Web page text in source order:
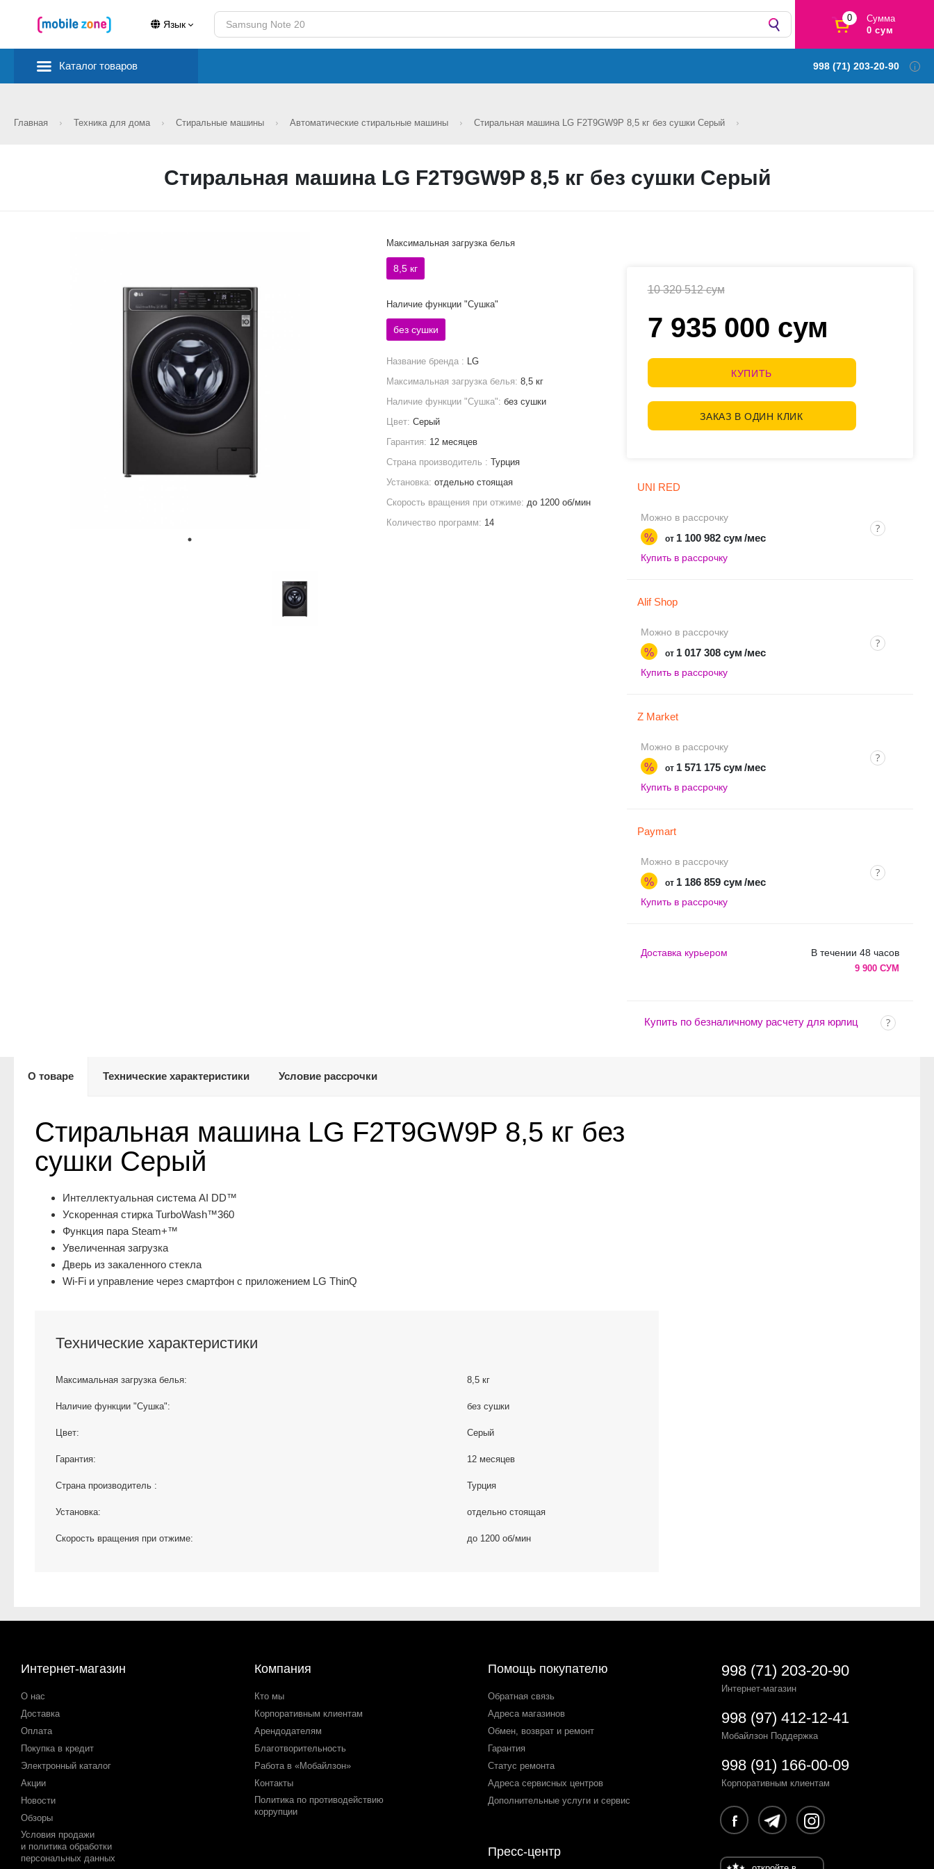
Язык
0
Сумма
0 сум
Каталог товаров 998 (71) 203-20-90
Главная Техника для дома Стиральные машины Автоматические стиральные машины Стиральная машина LG F2T9GW9P 8,5 кг без сушки Серый
Стиральная машина LG F2T9GW9P 8,5 кг без сушки Серый
10 320 512 сум
7 935 000 сум
КУПИТЬ
ЗАКАЗ В ОДИН КЛИК
UNI RED
Можно в рассрочку
% от 1 100 982 сум /мес
Купить в рассрочку
Alif Shop
Можно в рассрочку
% от 1 017 308 сум /мес
Купить в рассрочку
Z Market
Можно в рассрочку
% от 1 571 175 сум /мес
Купить в рассрочку
Paymart
Можно в рассрочку
% от 1 186 859 сум /мес
Купить в рассрочку
Доставка курьером В течении 48 часов
9 900 СУМ
Купить по безналичному расчету для юрлиц
Максимальная загрузка белья
8,5 кг
Наличие функции "Сушка"
без сушки
Название бренда : LG
Максимальная загрузка белья:8,5 кг
Наличие функции "Сушка":без сушки
Цвет:Серый
Гарантия: 12 месяцев
Страна производитель :Турция
Установка:отдельно стоящая
Скорость вращения при отжиме:до 1200 об/мин
Количество программ: 14
О товаре Технические характеристики Условие рассрочки
Стиральная машина LG F2T9GW9P 8,5 кг без
сушки Серый
Интеллектуальная система AI DD™
Ускоренная стирка TurboWash™360
Функция пара Steam+™
Увеличенная загрузка
Дверь из закаленного стекла
Wi-Fi и управление через смартфон с приложением LG ThinQ
Технические характеристики
Максимальная загрузка белья: 8,5 кг
Наличие функции "Сушка": без сушки
Цвет: Серый
Гарантия: 12 месяцев
Страна производитель : Турция
Установка: отдельно стоящая
Скорость вращения при отжиме: до 1200 об/мин
Интернет-магазин
О нас
Доставка
Оплата
Покупка в кредит
Электронный каталог
Акции
Новости
Обзоры
Условия продажи
и политика обработки
персональных данных
Компания
Кто мы
Корпоративным клиентам
Арендодателям
Благотворительность
Работа в «Мобайлзон»
Контакты
Политика по противодействию
коррупции
Помощь покупателю
Обратная связь
Адреса магазинов
Обмен, возврат и ремонт
Гарантия
Статус ремонта
Адреса сервисных центров
Дополнительные услуги и сервис
Пресс-центр
998 (71) 203-20-90
Интернет-магазин
998 (97) 412-12-41
Мобайлзон Поддержка
998 (91) 166-00-09
Корпоративным клиентам